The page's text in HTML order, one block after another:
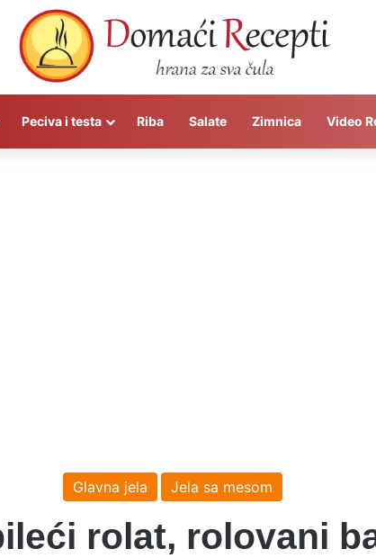
Peciva i testa Riba Salate Zimnica Video
Glavna jela Jela sa mesom
rolat, rolovani